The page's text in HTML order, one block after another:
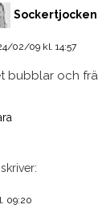
Sockertjocken
02/09 kl. 14:57
bubblar och
skriver:
09:20